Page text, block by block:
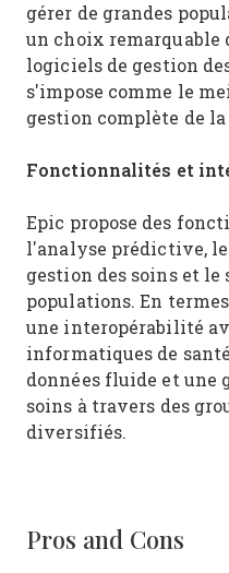
gérer de grandes
un choix remarquable
logiciels de gestion
s'impose comme le
gestion complète de
Fonctionnalités et
Epic propose des
l'analyse prédictive,
gestion des soins et le
populations. En
une interopérabilité
informatiques de
données fluide et une
soins à travers des
diversifiés.
Pros and Cons